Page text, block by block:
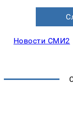
Новости СМИ2